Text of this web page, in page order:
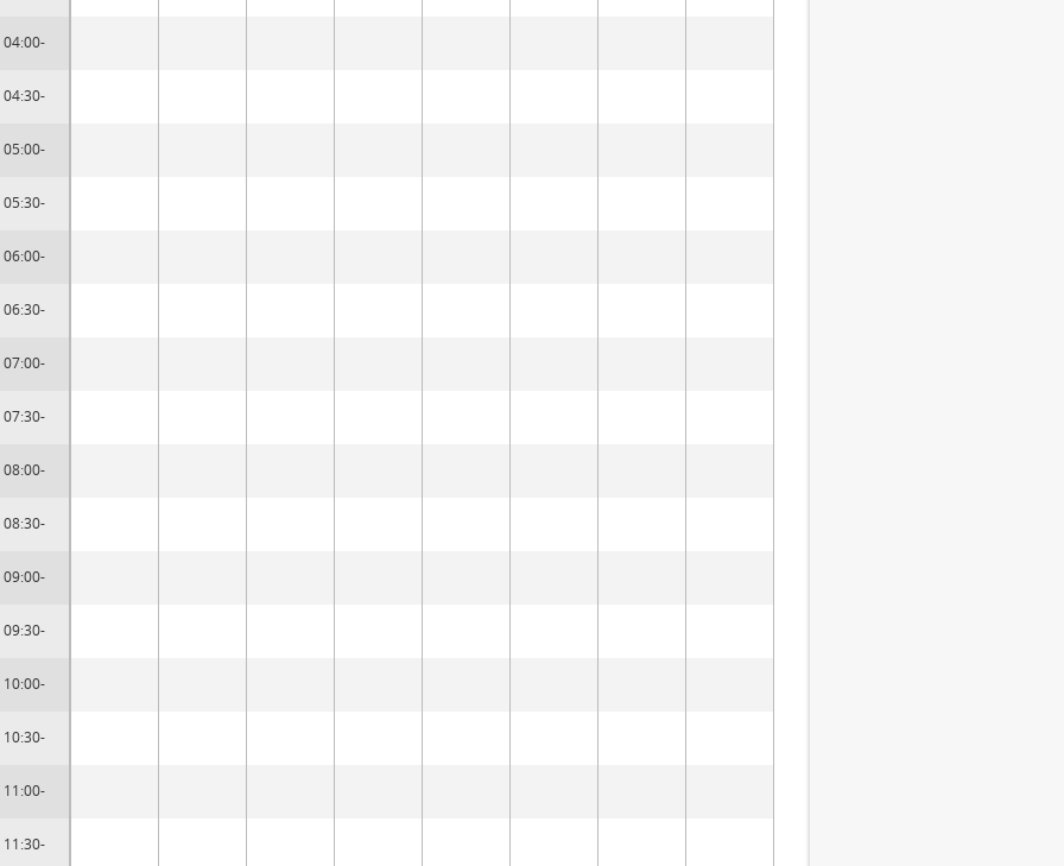
04:00-
04:30-
05:00-
05:30-
06:00-
06:30-
07:00-
07:30-
08:00-
08:30-
09:00-
09:30-
10:00-
10:30-
11:00-
11:30-